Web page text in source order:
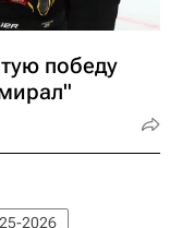
победу
2026